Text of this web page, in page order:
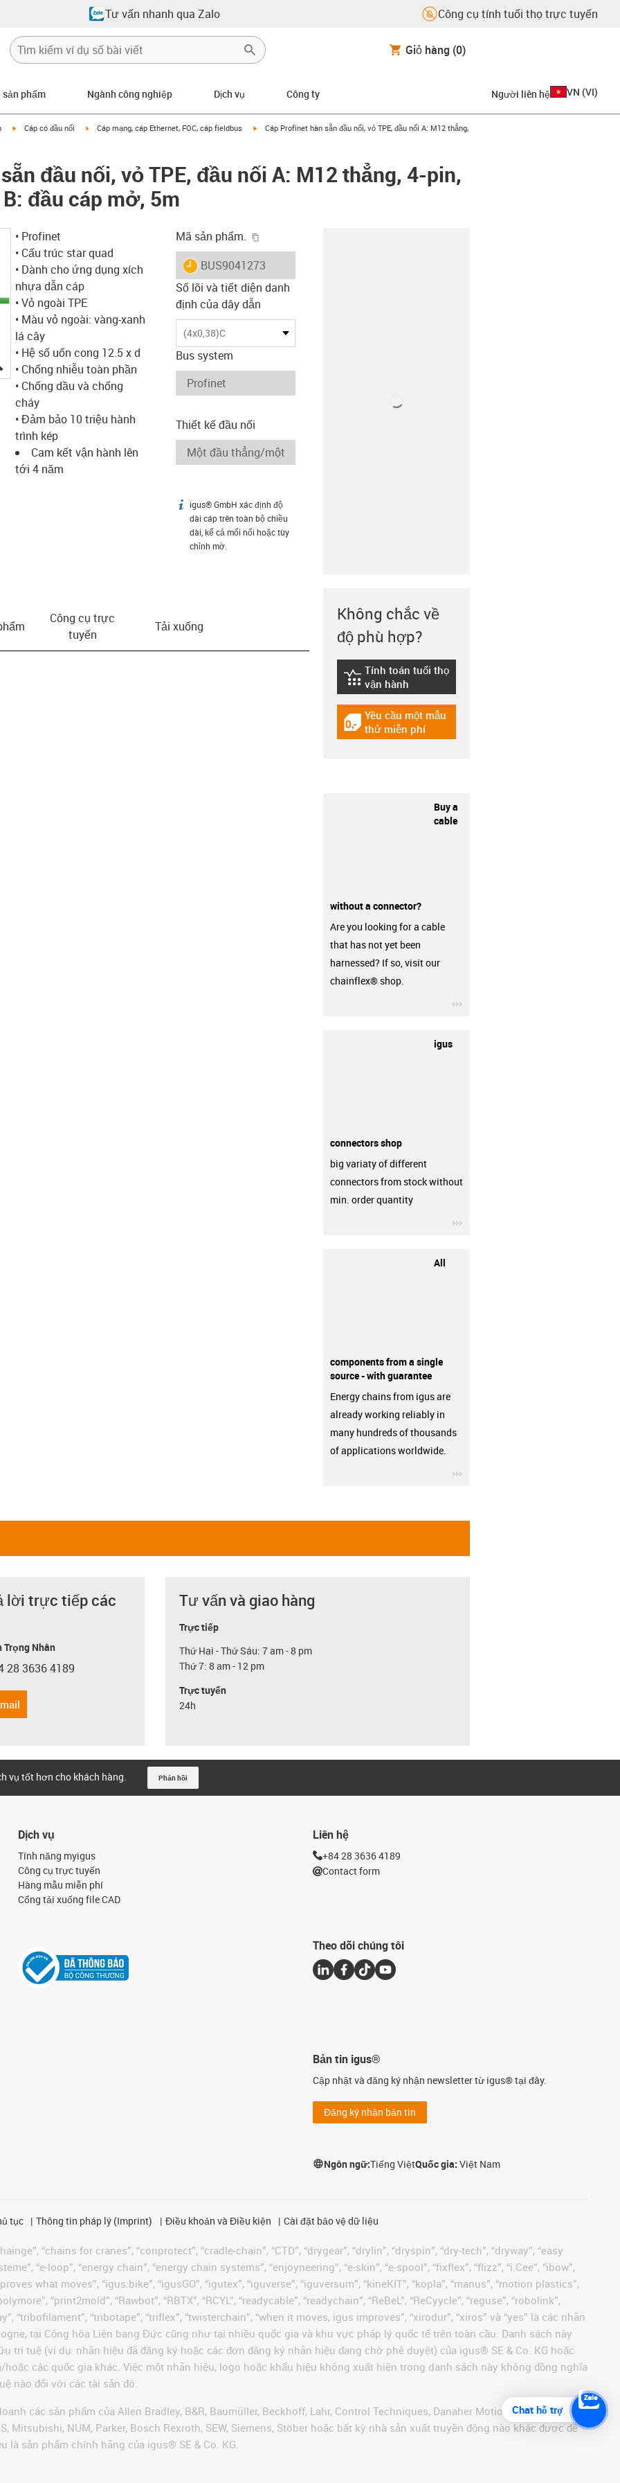
Tư vấn nhanh qua Zalo Công cụ tính tuổi thọ trực tuyến
Giỏ hàng (0)
phẩm Ngành công nghiệp Dịch vụ Công ty Người liên hệ VN (VI)
igus-icon-arrow-right
Cáp có đầu nối igus-icon-arrow-right
Cáp mạng, cáp Ethernet, FOC, cáp fieldbus igus-icon-arrow-right
Cáp Profinet hàn sẵn đầu nối, vỏ TPE, đầu nối A: M12 thẳng,
đầu nối, vỏ TPE, đầu nối A: M12 thẳng, 4-pin,
đầu cáp mở, 5m
igus-icon-lupe
• Profinet
• Cấu trúc star quad
• Dành cho ứng dụng xích
nhựa dẫn cáp
• Vỏ ngoài TPE
• Màu vỏ ngoài: vàng-xanh
lá cây
• Hệ số uốn cong 12.5 x d
• Chống nhiễu toàn phần
• Chống dầu và chống
cháy
• Đảm bảo 10 triệu hành
trình kép
Cam kết vận hành lên
tới 4 năm
Mã sản phẩm.
igus-icon-lieferzeit
BUS9041273
Số lõi và tiết diện danh
định của dây dẫn
(4x0,38)C
Bus system
Thiết kế đầu nối
igus-icon-info
igus® GmbH xác định độ
dài cáp trên toàn bộ chiều
dài, kể cả mối nối hoặc tùy
chỉnh mờ.
Công cụ trực
tuyến
Tải xuống
Không chắc về
độ phù hợp?
igus-icon-lebensdauerrechner
Tính toán tuổi thọ
vận hành
igus-icon-gratismuster
Yêu cầu một mẫu
thử miễn phí
Buy a
cable
without a connector?
Are you looking for a cable
that has not yet been
harnessed? If so, visit our
chainflex® shop.
igus
connectors shop
big variaty of different
connectors from stock without
min. order quantity
All
components from a single
source - with guarantee
Energy chains from igus are
already working reliably in
many hundreds of thousands
of applications worldwide.
lời trực tiếp các
Trọng Nhân
phone
28 3636 4189
Tư vấn và giao hàng
Trực tiếp
Thứ Hai - Thứ Sáu: 7 am - 8 pm
Thứ 7: 8 am - 12 pm
Trực tuyến
24h
vụ tốt hơn cho khách hàng. Phản hồi
Dịch vụ
Tính năng myigus
Công cụ trực tuyến
Hàng mẫu miễn phí
Cổng tải xuống file CAD
Liên hệ
+84 28 3636 4189
Contact form
Theo dõi chúng tôi
Bản tin igus®
Cập nhật và đăng ký nhận newsletter từ igus® tại đây.
Đăng ký nhận bản tin
Ngôn ngữ:Tiếng ViệtQuốc gia:Việt Nam
tục Thông tin pháp lý (Imprint) Điều khoản và Điều kiện Cài đặt bảo vệ dữ liệu
“chains for cranes”, “conprotect”, “cradle-chain”, “CTD”, “drygear”, “drylin”, “dryspin”, “dry-tech”, “dryway”, “easy
“e-loop”, “energy chain”, “energy chain systems”, “enjoyneering”, “e-skin”, “e-spool”, “fixflex”, “flizz”, “i.Cee”, “ibow”,
what moves”, “igus:bike”, “igusGO”, “igutex”, “iguverse”, “iguversum”, “kineKIT”, “kopla”, “manus”, “motion plastics”,
“print2mold”, “Rawbot”, “RBTX”, “RCYL”, “readycable”, “readychain”, “ReBeL”, “ReCyycle”, “reguse”, “robolink”,
“tribofilament”, “tribotape”, “triflex”, “twisterchain”, “when it moves, igus improves”, “xirodur”, “xiros” và “yes” là các nhãn
tại Cộng hòa Liên bang Đức cũng như tại nhiều quốc gia và khu vực pháp lý quốc tế trên toàn cầu. Danh sách này
trí tuệ (ví dụ: nhãn hiệu đã đăng ký hoặc các đơn đăng ký nhãn hiệu đang chờ phê duyệt) của igus® SE & Co. KG hoặc
các quốc gia khác. Việc một nhãn hiệu, logo hoặc khẩu hiệu không xuất hiện trong danh sách này không đồng nghĩa
nào đối với các tài sản đó.
các sản phẩm của Allen Bradley, B&R, Baumüller, Beckhoff, Lahr, Control Techniques, Danaher Motion, ELAU, FAGOR,
Mitsubishi, NUM, Parker, Bosch Rexroth, SEW, Siemens, Stöber hoặc bất kỳ nhà sản xuất truyền động nào khác được đề
sản phẩm chính hãng của igus® SE & Co. KG.
Chat hỗ trợ